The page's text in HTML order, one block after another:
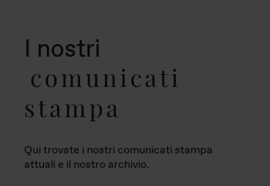
I nostri
comunicati
stampa
Qui trovate i nostri comunicati stampa
attuali e il nostro archivio.